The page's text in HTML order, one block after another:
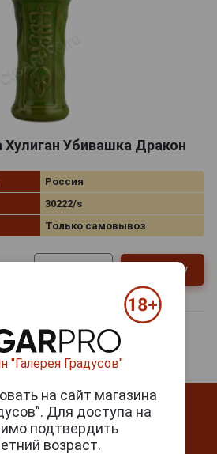
Убивашка Дракон
Россия
30222/s
Только самовывоз
В заявку
"Галерея Градусов"
на сайт магазина
Для доступа на
подтвердить
возраст.